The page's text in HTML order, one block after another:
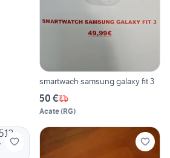
smartwach samsung galaxy fit 3
50 €
Acate(RG)